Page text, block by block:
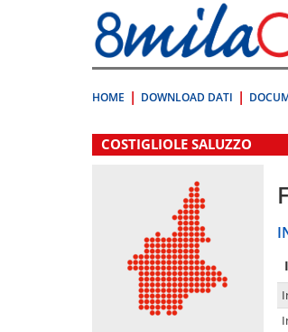
direttamente
a:
Contenuto
HOME DOWNLOAD DATI
.
COSTIGLIOLE SALUZZO